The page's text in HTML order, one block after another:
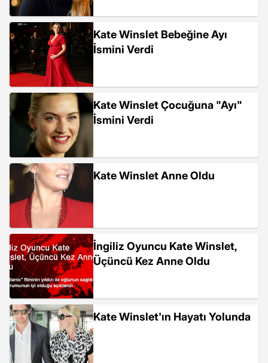
Kate Winslet Bebeğine Ayı
İsmini Verdi
Kate Winslet Çocuğuna "Ayı"
İsmini Verdi
Kate Winslet Anne Oldu
İngiliz Oyuncu Kate Winslet,
Üçüncü Kez Anne Oldu
Kate Winslet'ın Hayatı Yolunda